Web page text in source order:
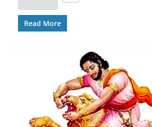
Read More